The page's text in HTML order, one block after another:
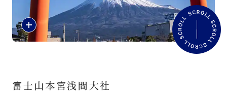
紹
介
文
を
富士山本宮浅間大社